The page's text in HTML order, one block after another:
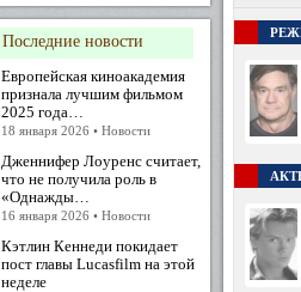
Последние новости
Европейская киноакадемия
признала лучшим фильмом
2025 года…
18 января 2026 • Новости
Дженнифер Лоуренс считает,
что не получила роль в
«Однажды…
16 января 2026 • Новости
Кэтлин Кеннеди покидает
пост главы Lucasfilm на этой
неделе